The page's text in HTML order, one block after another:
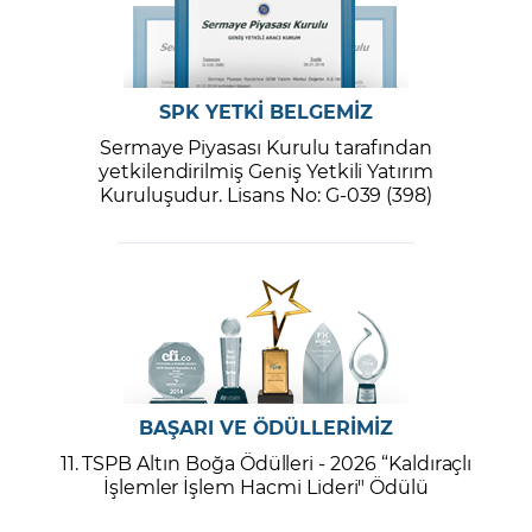
SPK YETKİ BELGEMİZ
Sermaye Piyasası Kurulu tarafından
yetkilendirilmiş Geniş Yetkili Yatırım
Kuruluşudur. Lisans No: G-039 (398)
BAŞARI VE ÖDÜLLERİMİZ
11. TSPB Altın Boğa Ödülleri - 2026 “Kaldıraçlı
İşlemler İşlem Hacmi Lideri" Ödülü